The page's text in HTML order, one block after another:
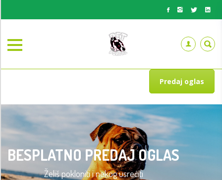
Predaj oglas
BESPLATNO PREDAJ OGLAS
Želiš pokloniti i nekog usrećiti